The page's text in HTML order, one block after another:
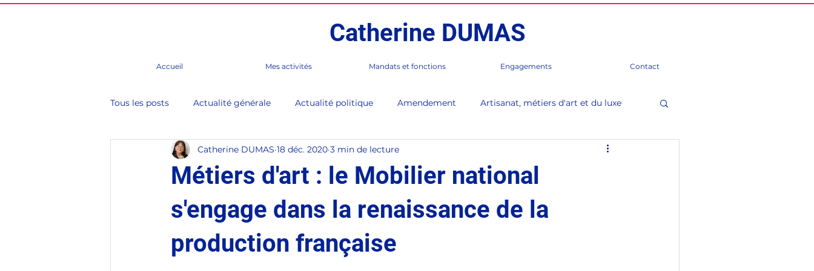
Catherine DUMAS
Accueil Mes activités Mandats et fonctions Engagements Contact
Tous les posts Actualité générale Actualité politique Amendement Artisanat, métiers d'art et du luxe
Chine Conseil de Paris Corée Culture
Evènements, foire, salons, congrès France / Monde Gastronomie, Club Table Française
Groupe d'études Paris Paris 17e Presse, médias
Métiers d'art : le Mobilier national
s'engage dans la renaissance de la
production française
Catherine DUMAS 18 déc. 2020 3 min de lecture